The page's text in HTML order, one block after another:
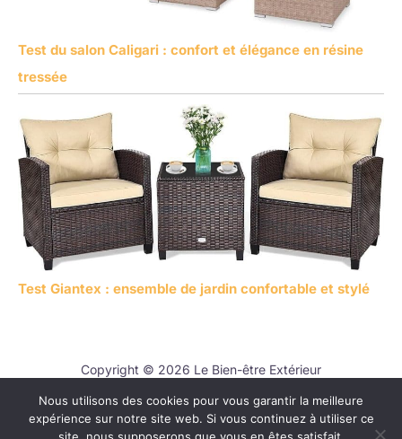
Test du salon Caligari : confort et élégance en résine
tressée
Test Giantex : ensemble de jardin confortable et stylé
Copyright © 2026 Le Bien-être Extérieur
Contact
Mentions légales
Nous utilisons des cookies pour vous garantir la meilleure
expérience sur notre site web. Si vous continuez à utiliser ce